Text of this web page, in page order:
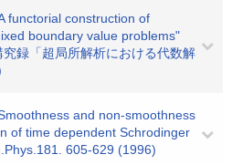
functorial construction of
boundary value problems"
録「超局所解析における代数解
and non-smoothness
of time dependent Schrodinger
605-629 (1996)